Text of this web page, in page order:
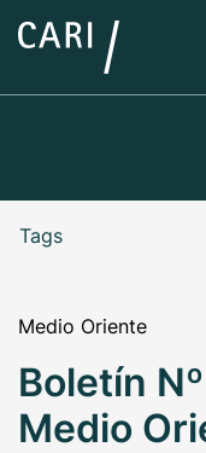
Medio Oriente
Boletín
Medio
Tags